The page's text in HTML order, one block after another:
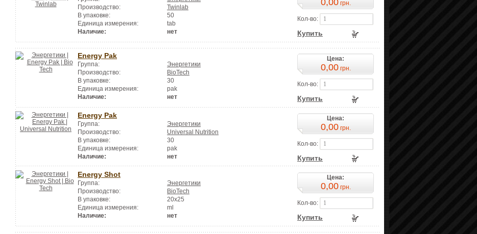
Производство:
Twinlab
В упаковке:
50
Единица измерения:
tab
Наличие:
нет
грн.
Кол-во:
Купить
Energy Pak
Группа:
Энергетики
Производство:
BioTech
В упаковке:
30
Единица измерения:
pak
Наличие:
нет
Цена:
0,00грн.
Кол-во:
Купить
Energy Pak
Группа:
Энергетики
Производство:
Universal Nutrition
В упаковке:
30
Единица измерения:
pak
Наличие:
нет
Цена:
0,00грн.
Кол-во:
Купить
Energy Shot
Группа:
Энергетики
Производство:
BioTech
В упаковке:
20x25
Единица измерения:
ml
Наличие:
нет
Цена:
0,00грн.
Кол-во:
Купить